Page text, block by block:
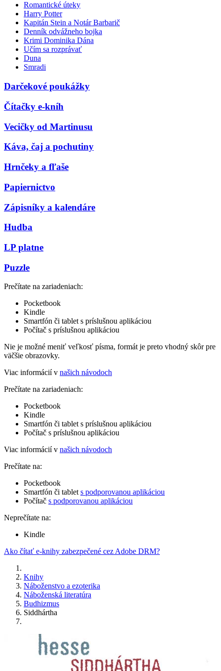
Romantické úteky
Harry Potter
Kapitán Stein a Notár Barbarič
Denník odvážneho bojka
Krimi Dominika Dána
Učím sa rozprávať
Duna
Smradi
Darčekové poukážky
Čítačky e-kníh
Vecičky od Martinusu
Káva, čaj a pochutiny
Hrnčeky a fľaše
Papiernictvo
Zápisníky a kalendáre
Hudba
LP platne
Puzzle
Prečítate na zariadeniach:
Pocketbook
Kindle
Smartfón či tablet s príslušnou aplikáciou
Počítač s príslušnou aplikáciou
Nie je možné meniť veľkosť písma, formát je preto vhodný skôr pre
väčšie obrazovky.
Viac informácií v našich návodoch
Prečítate na zariadeniach:
Pocketbook
Kindle
Smartfón či tablet s príslušnou aplikáciou
Počítač s príslušnou aplikáciou
Viac informácií v našich návodoch
Prečítate na:
Pocketbook
Smartfón či tablet s podporovanou aplikáciou
Počítač s podporovanou aplikáciou
Neprečítate na:
Kindle
Ako čítať e-knihy zabezpečené cez Adobe DRM?
Knihy
Náboženstvo a ezoterika
Náboženská literatúra
Budhizmus
Siddhártha